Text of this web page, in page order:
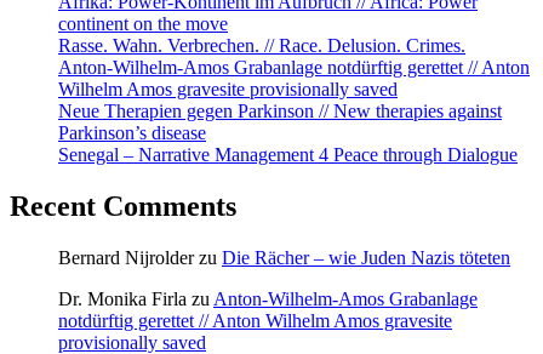
continent on the move
Rasse. Wahn. Verbrechen. // Race. Delusion. Crimes.
Anton-Wilhelm-Amos Grabanlage notdürftig gerettet // Anton
Wilhelm Amos gravesite provisionally saved
Neue Therapien gegen Parkinson // New therapies against
Parkinson’s disease
Senegal – Narrative Management 4 Peace through Dialogue
Recent Comments
Bernard Nijrolderzu Die Rächer – wie Juden Nazis töteten
Dr. Monika Firla zu Anton-Wilhelm-Amos Grabanlage
notdürftig gerettet // Anton Wilhelm Amos gravesite
provisionally saved